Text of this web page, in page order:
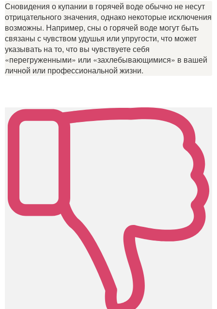
Сновидения о купании в горячей воде обычно не несут
отрицательного значения, однако некоторые исключения
возможны. Например, сны о горячей воде могут быть
связаны с чувством удушья или упругости, что может
указывать на то, что вы чувствуете себя
«перегруженными» или «захлебывающимися» в вашей
личной или профессиональной жизни.